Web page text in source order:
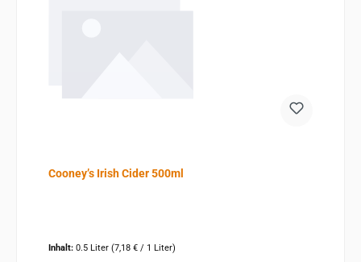
Cooney’s Irish Cider 500ml
Inhalt: 0.5 Liter (7,18 € / 1 Liter)